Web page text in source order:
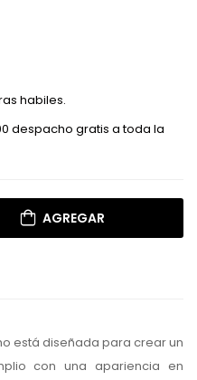
habiles.
despacho gratis a toda la
AGREGAR
está diseñada para crear un
con una apariencia en